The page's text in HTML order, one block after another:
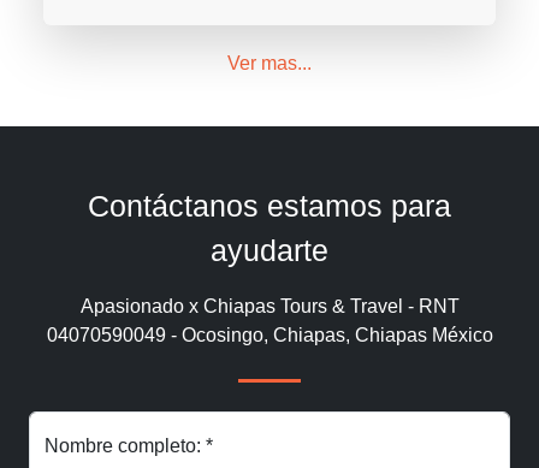
Ver mas...
Contáctanos estamos para
ayudarte
Apasionado x Chiapas Tours & Travel - RNT
04070590049 - Ocosingo, Chiapas, Chiapas México
Nombre completo: *